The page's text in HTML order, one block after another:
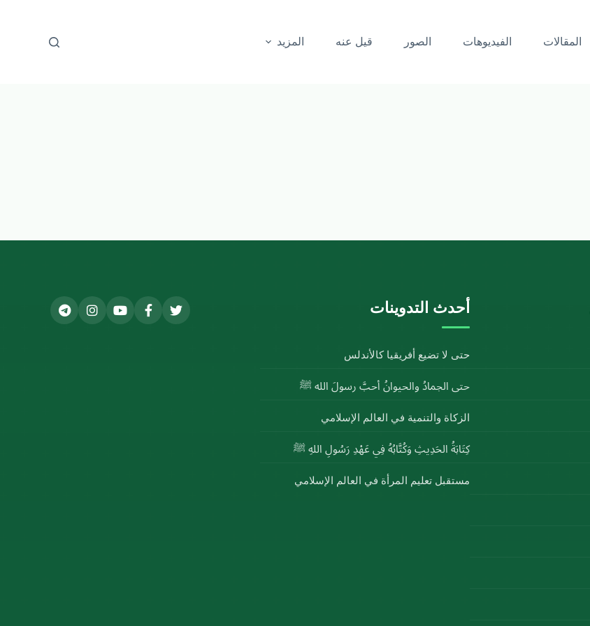
المقالات الفيديوهات الصور قيل عنه المزيد
أحدث التدوينات
حتى لا تضيع أفريقيا كالأندلس
حتى الجمادُ والحيوانُ أحبَّ رسولَ الله ﷺ
الزكاة والتنمية في العالم الإسلامي
كِتَابَةُ الحَدِيثِ وَكُتَّابُهُ فِي عَهْدِ رَسُولِ اللهِ ﷺ
مستقبل تعليم المرأة في العالم الإسلامي